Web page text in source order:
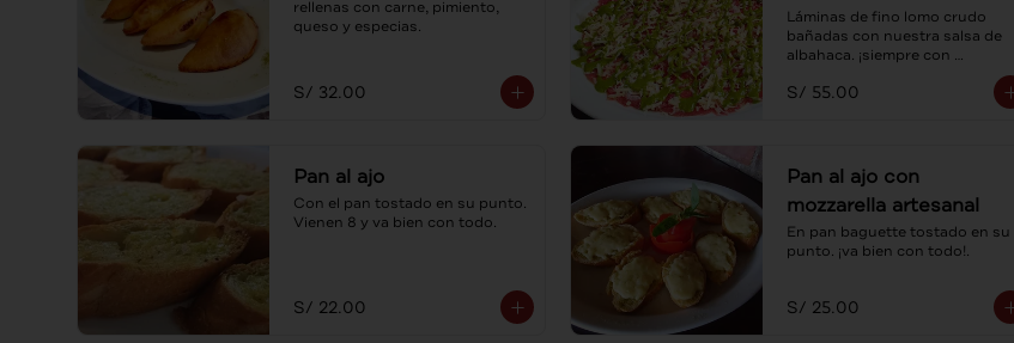
rellenas con carne, pimiento,
queso y especias.
S/ 32.00
Láminas de fino lomo crudo
bañadas con nuestra salsa de
albahaca. ¡siempre con
S/ 55.00
Pan al ajo
Con el pan tostado en su punto.
Vienen 8 y va bien con todo.
S/ 22.00
Pan al ajo con
mozzarella artesanal
En pan baguette tostado en su
punto. ¡va bien con todo!.
S/ 25.00